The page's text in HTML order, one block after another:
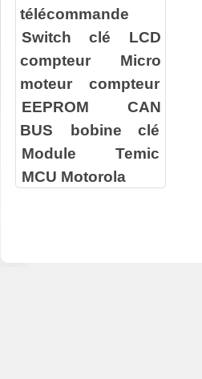
télécommande
Switch clé
LCD
compteur
Micro
moteur compteur
EEPROM
CAN
BUS
bobine clé
Module Temic
MCU Motorola